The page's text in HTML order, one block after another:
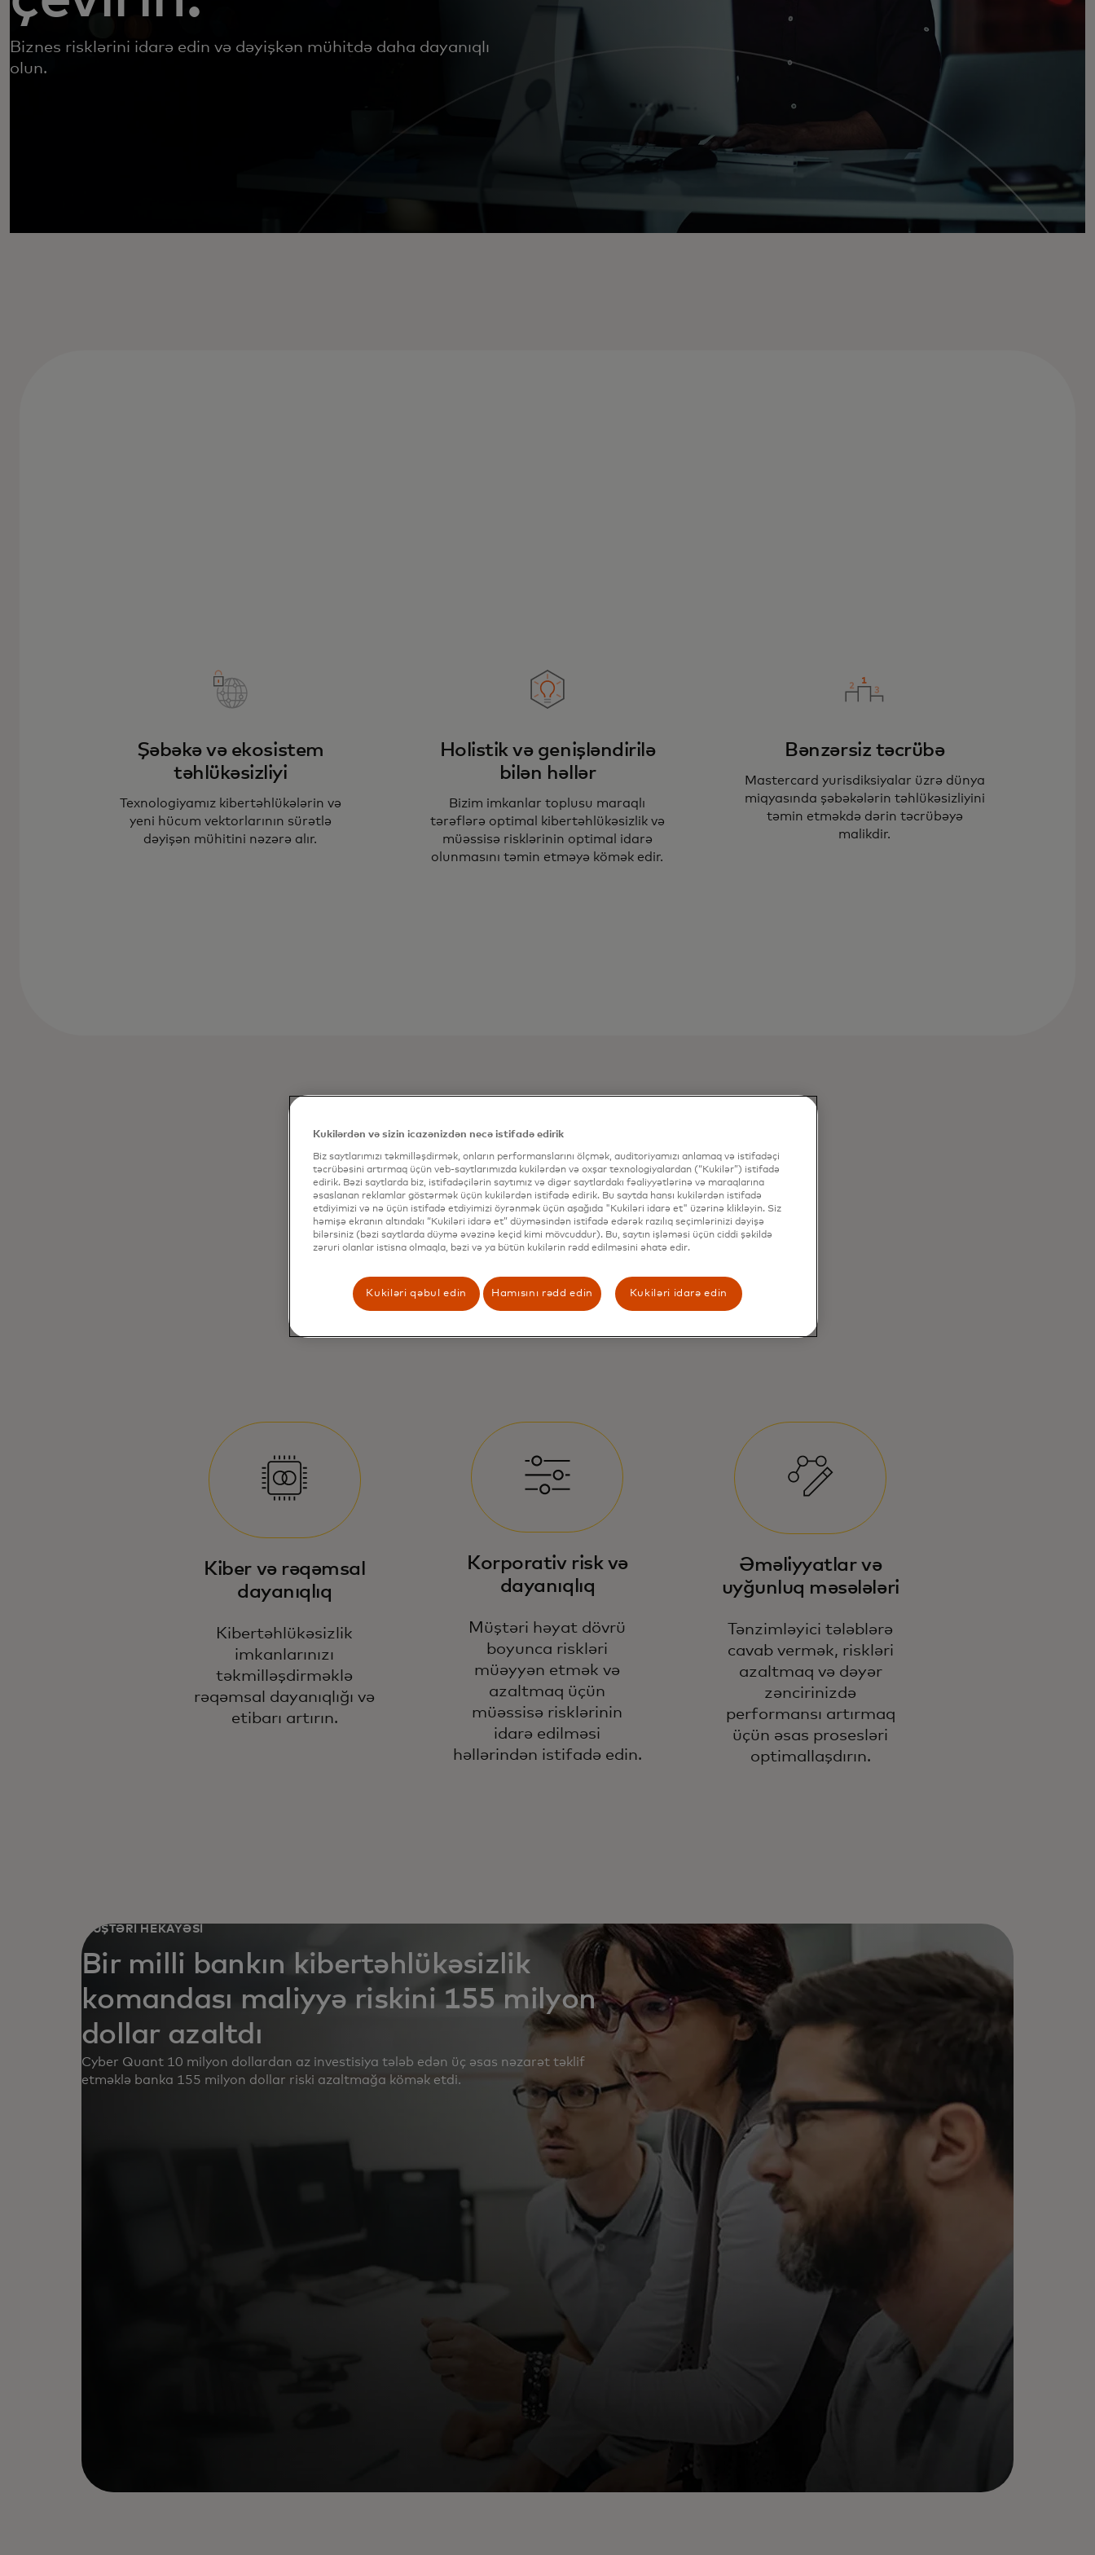
Biznes risklərini idarə edin və dəyişkən mühitdə daha dayanıqlı
olun.
Mastercard-ın qabaqcıl
Şəbəkə və ekosistem
təhlükəsizliyi
Texnologiyamız kibertəhlükələrin və
yeni hücum vektorlarının sürətlə
dəyişən mühitini nəzərə alır.
Holistik və genişləndirilə
bilən həllər
Bizim imkanlar toplusu maraqlı
tərəflərə optimal kibertəhlükəsizlik və
müəssisə risklərinin optimal idarə
olunmasını təmin etməyə kömək edir.
Bənzərsiz təcrübə
Mastercard yurisdiksiyalar üzrə dünya
miqyasında şəbəkələrin təhlükəsizliyini
təmin etməkdə dərin təcrübəyə
malikdir.
Bizim hərtərəfli, məlumat əsaslı
tutmuş kredit və əməliyyatlara
qədər riskləri müəyyənləşdirir və
Kiber və rəqəmsal
dayanıqlıq
Kibertəhlükəsizlik
imkanlarınızı
təkmilləşdirməklə
rəqəmsal dayanıqlığı və
etibarı artırın.
Korporativ risk və
dayanıqlıq
Müştəri həyat dövrü
boyunca riskləri
müəyyən etmək və
azaltmaq üçün
müəssisə risklərinin
idarə edilməsi
həllərindən istifadə edin.
Əməliyyatlar və
uyğunluq məsələləri
Tənzimləyici tələblərə
cavab vermək, riskləri
azaltmaq və dəyər
zəncirinizdə
performansı artırmaq
üçün əsas prosesləri
optimallaşdırın.
MÜŞTƏRİ HEKAYƏSİ
Bir milli bankın kibertəhlükəsizlik
komandası maliyyə riskini 155 milyon
dollar azaltdı
Cyber Quant 10 milyon dollardan az investisiya tələb edən üç əsas nəzarət təklif
etməklə banka 155 milyon dollar riski azaltmağa kömək etdi.
Kukilərdən və sizin icazənizdən necə istifadə edirik
Biz saytlarımızı təkmilləşdirmək, onların performanslarını ölçmək, auditoriyamızı anlamaq və istifadəçi
təcrübəsini artırmaq üçün veb-saytlarımızda kukilərdən və oxşar texnologiyalardan (“Kukilər”) istifadə
edirik. Bəzi saytlarda biz, istifadəçilərin saytımız və digər saytlardakı fəaliyyətlərinə və maraqlarına
əsaslanan reklamlar göstərmək üçün kukilərdən istifadə edirik. Bu saytda hansı kukilərdən istifadə
etdiyimizi və nə üçün istifadə etdiyimizi öyrənmək üçün aşağıda "Kukiləri idarə et" üzərinə klikləyin. Siz
həmişə ekranın altındakı “Kukiləri idarə et” düyməsindən istifadə edərək razılıq seçimlərinizi dəyişə
bilərsiniz (bəzi saytlarda düymə əvəzinə keçid kimi mövcuddur). Bu, saytın işləməsi üçün ciddi şəkildə
zəruri olanlar istisna olmaqla, bəzi və ya bütün kukilərin rədd edilməsini əhatə edir.
Kukiləri qəbul edin Hamısını rədd edin Kukiləri idarə edin